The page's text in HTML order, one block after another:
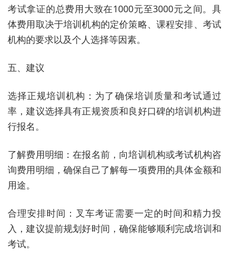
考试拿证的总费用大致在1000元至3000元之间。具
体费用取决于培训机构的定价策略、课程安排、考试
机构的要求以及个人选择等因素。
五、建议
选择正规培训机构：为了确保培训质量和考试通过
率，建议选择具有正规资质和良好口碑的培训机构进
行报名。
了解费用明细：在报名前，向培训机构或考试机构咨
询费用明细，确保自己了解每一项费用的具体金额和
用途。
合理安排时间：叉车考证需要一定的时间和精力投
入，建议提前规划好时间，确保能够顺利完成培训和
考试。